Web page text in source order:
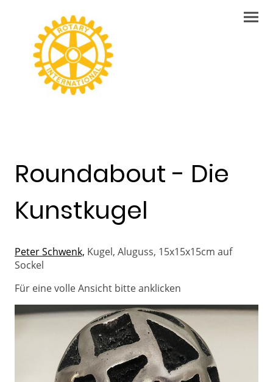
Roundabout - Die
Kunstkugel
Peter Schwenk, Kugel, Aluguss, 15x15x15cm auf
Sockel
Für eine volle Ansicht bitte anklicken